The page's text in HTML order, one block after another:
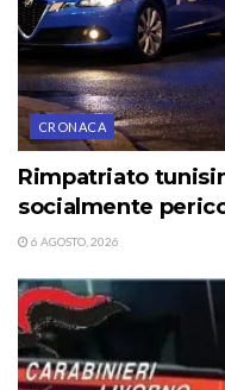
CRONACA
Rimpatriato
socialmente
6 AGOSTO, 2026